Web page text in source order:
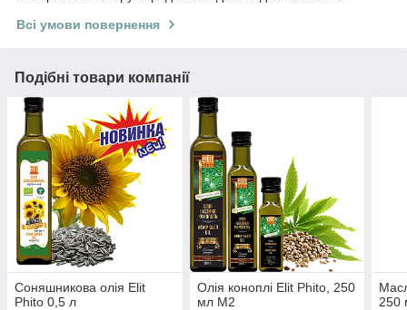
Всі умови повернення
Подібні товари компанії
Соняшникова олія Elit
Phito 0,5 л
Олія коноплі Elit Phito, 250
мл М2
250